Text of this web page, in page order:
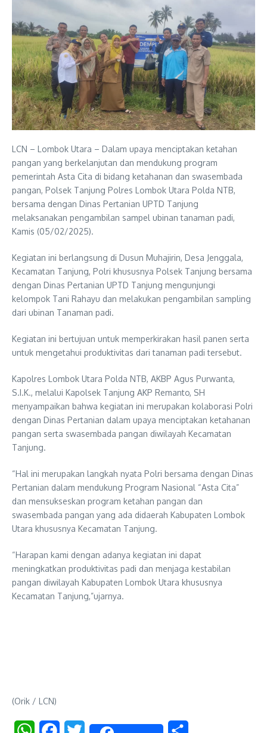
LCN – Lombok Utara – Dalam upaya menciptakan ketahan
pangan yang berkelanjutan dan mendukung program
pemerintah Asta Cita di bidang ketahanan dan swasembada
pangan, Polsek Tanjung Polres Lombok Utara Polda NTB,
bersama dengan Dinas Pertanian UPTD Tanjung
melaksanakan pengambilan sampel ubinan tanaman padi,
Kamis (05/02/2025).
Kegiatan ini berlangsung di Dusun Muhajirin, Desa Jenggala,
Kecamatan Tanjung, Polri khususnya Polsek Tanjung bersama
dengan Dinas Pertanian UPTD Tanjung mengunjungi
kelompok Tani Rahayu dan melakukan pengambilan sampling
dari ubinan Tanaman padi.
Kegiatan ini bertujuan untuk memperkirakan hasil panen serta
untuk mengetahui produktivitas dari tanaman padi tersebut.
Kapolres Lombok Utara Polda NTB, AKBP Agus Purwanta,
S.I.K., melalui Kapolsek Tanjung AKP Remanto, SH
menyampaikan bahwa kegiatan ini merupakan kolaborasi Polri
dengan Dinas Pertanian dalam upaya menciptakan ketahanan
pangan serta swasembada pangan diwilayah Kecamatan
Tanjung.
“Hal ini merupakan langkah nyata Polri bersama dengan Dinas
Pertanian dalam mendukung Program Nasional “Asta Cita”
dan mensukseskan program ketahan pangan dan
swasembada pangan yang ada didaerah Kabupaten Lombok
Utara khususnya Kecamatan Tanjung.
“Harapan kami dengan adanya kegiatan ini dapat
meningkatkan produktivitas padi dan menjaga kestabilan
pangan diwilayah Kabupaten Lombok Utara khususnya
Kecamatan Tanjung,”ujarnya.
(Orik / LCN)